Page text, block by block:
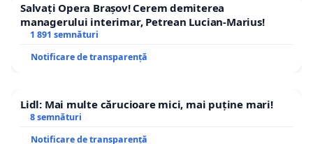
Salvați Opera Brașov! Cerem demiterea
managerului interimar, Petrean Lucian-Marius!
1 891 semnături
Notificare de transparență
Lidl: Mai multe cărucioare mici, mai puține mari!
8 semnături
Notificare de transparență